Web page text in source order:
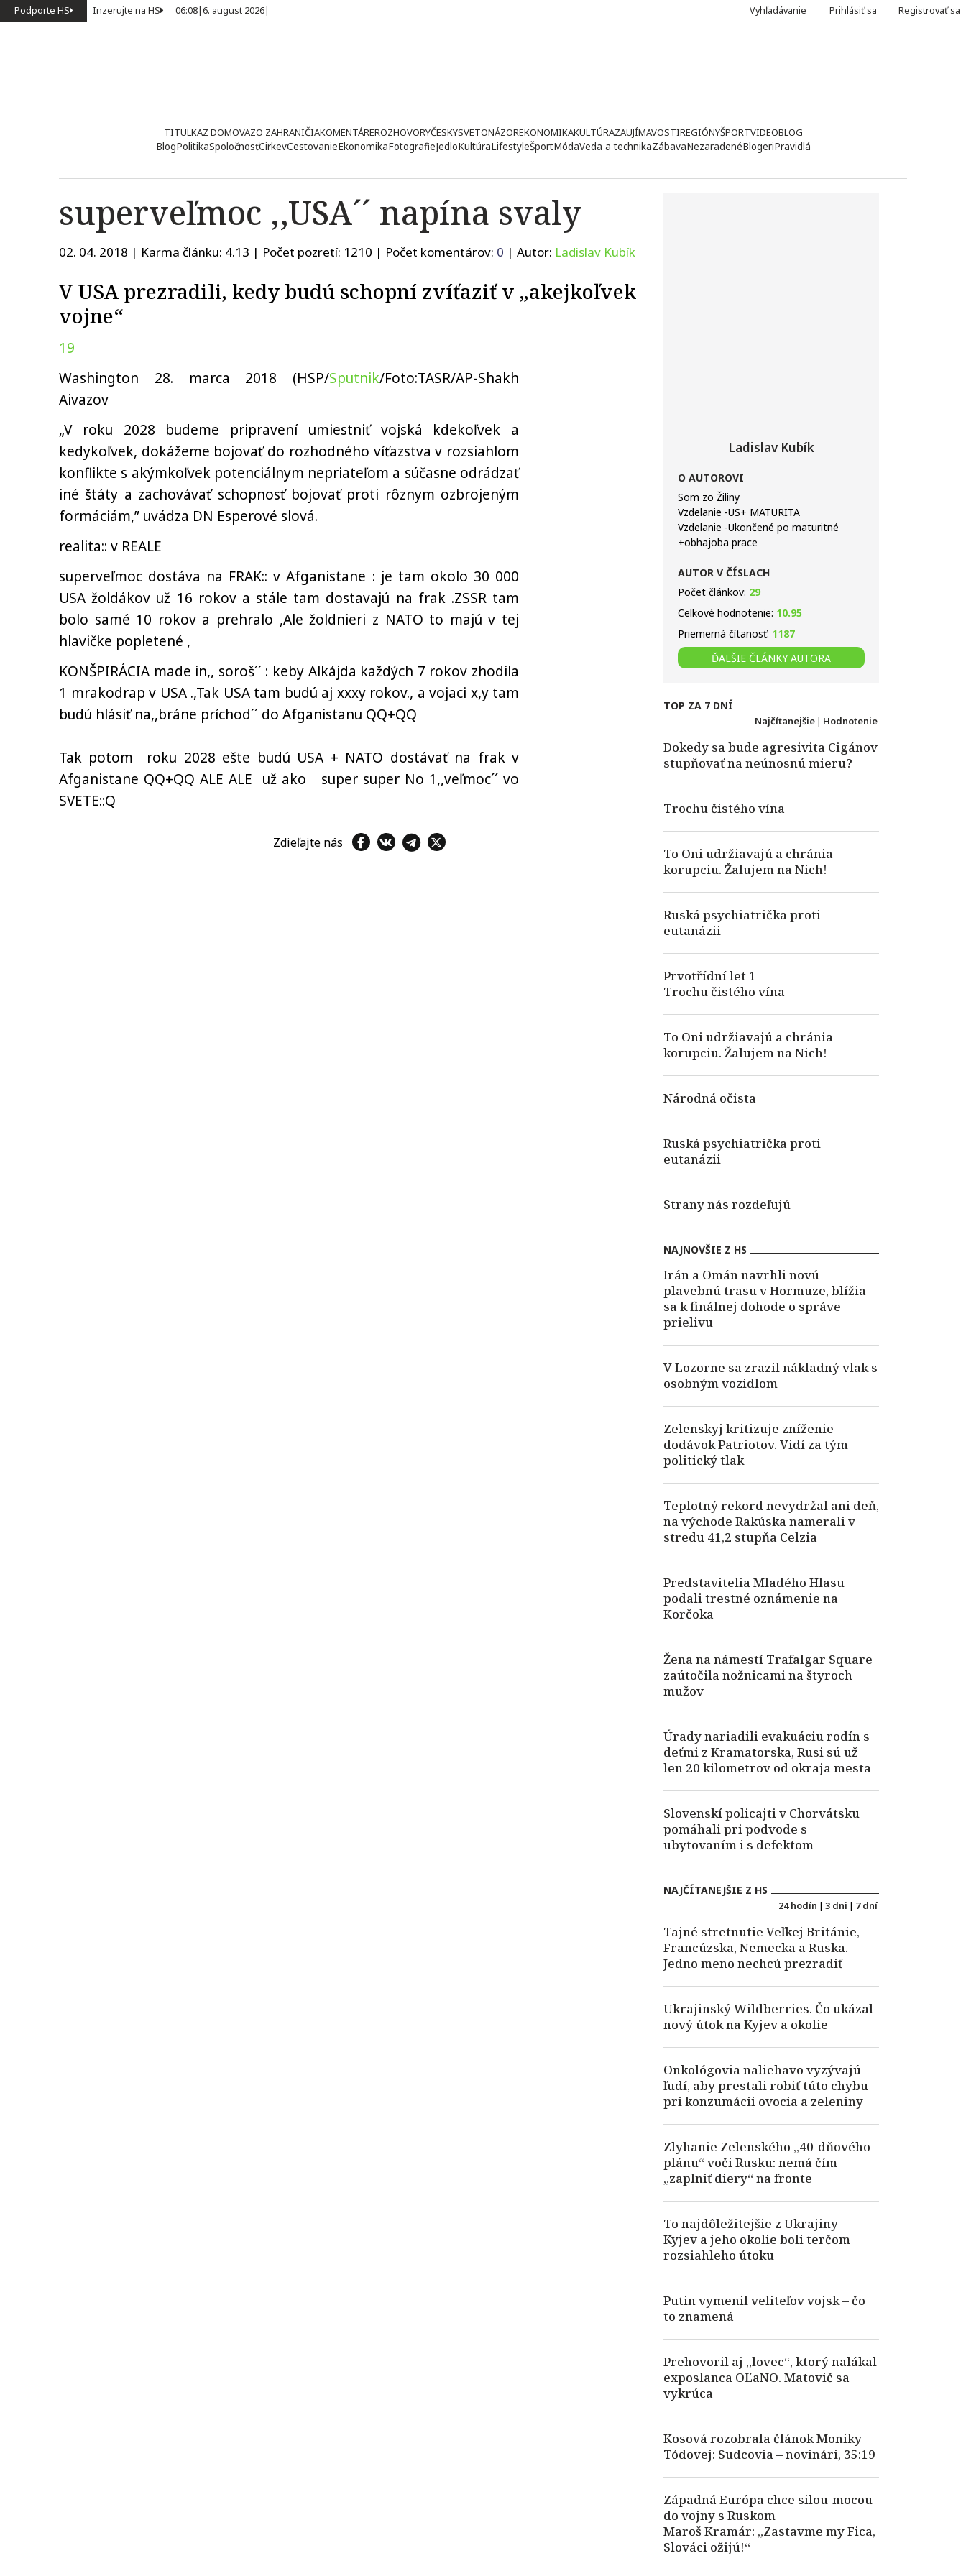
Podporte HS Inzerujte na HS 06:08|6. august 2026| Vyhľadávanie Prihlásiť sa Registrovať sa
TITULKAZ DOMOVAZO ZAHRANIČIAKOMENTÁREROZHOVORYČESKYSVETONÁZOREKONOMIKAKULTÚRAZAUJÍMAVOSTIREGIÓNYŠPORTVIDEOBLOG
BlogPolitikaSpoločnosťCirkevCestovanieEkonomikaFotografieJedloKultúraLifestyleŠportMódaVeda a technikaZábavaNezaradenéBlogeriPravidlá
superveľmoc ,,USA´´ napína svaly
02. 04. 2018 | Karma článku: 4.13 | Počet pozretí: 1210 | Počet komentárov: 0 | Autor: Ladislav Kubík
V USA prezradili, kedy budú schopní zvíťaziť v „akejkoľvek
vojne“
19
Washington 28. marca 2018 (HSP/Sputnik/Foto:TASR/AP-Shakh
Aivazov
„V roku 2028 budeme pripravení umiestniť vojská kdekoľvek a
kedykoľvek, dokážeme bojovať do rozhodného víťazstva v rozsiahlom
konflikte s akýmkoľvek potenciálnym nepriateľom a súčasne odrádzať
iné štáty a zachovávať schopnosť bojovať proti rôznym ozbrojeným
formáciám,” uvádza DN Esperové slová.
realita:: v REALE
superveľmoc dostáva na FRAK:: v Afganistane : je tam okolo 30 000
USA žoldákov už 16 rokov a stále tam dostavajú na frak .ZSSR tam
bolo samé 10 rokov a prehralo ,Ale žoldnieri z NATO to majú v tej
hlavičke popletené ,
KONŠPIRÁCIA made in,, soroš´´ : keby Alkájda každých 7 rokov zhodila
1 mrakodrap v USA .,Tak USA tam budú aj xxxy rokov., a vojaci x,y tam
budú hlásiť na,,bráne príchod´´ do Afganistanu QQ+QQ
Tak potom roku 2028 ešte budú USA + NATO dostávať na frak v
Afganistane QQ+QQ ALE ALE už ako super super No 1,,veľmoc´´ vo
SVETE::Q
Zdieľajte nás
Ladislav Kubík
O AUTOROVI
Som zo Žiliny
Vzdelanie -US+ MATURITA
Vzdelanie -Ukončené po maturitné
+obhajoba prace
AUTOR V ČÍSLACH
Počet článkov: 29
Celkové hodnotenie: 10.95
Priemerná čítanosť: 1187
ĎALŠIE ČLÁNKY AUTORA
TOP ZA 7 DNÍ
Najčítanejšie | Hodnotenie
Dokedy sa bude agresivita Cigánov
stupňovať na neúnosnú mieru?
Trochu čistého vína
To Oni udržiavajú a chránia
korupciu. Žalujem na Nich!
Ruská psychiatrička proti
eutanázii
Prvotřídní let 1
Trochu čistého vína
To Oni udržiavajú a chránia
korupciu. Žalujem na Nich!
Národná očista
Ruská psychiatrička proti
eutanázii
Strany nás rozdeľujú
NAJNOVŠIE Z HS
Irán a Omán navrhli novú
plavebnú trasu v Hormuze, blížia
sa k finálnej dohode o správe
prielivu
V Lozorne sa zrazil nákladný vlak s
osobným vozidlom
Zelenskyj kritizuje zníženie
dodávok Patriotov. Vidí za tým
politický tlak
Teplotný rekord nevydržal ani deň,
na východe Rakúska namerali v
stredu 41,2 stupňa Celzia
Predstavitelia Mladého Hlasu
podali trestné oznámenie na
Korčoka
Žena na námestí Trafalgar Square
zaútočila nožnicami na štyroch
mužov
Úrady nariadili evakuáciu rodín s
deťmi z Kramatorska, Rusi sú už
len 20 kilometrov od okraja mesta
Slovenskí policajti v Chorvátsku
pomáhali pri podvode s
ubytovaním i s defektom
NAJČÍTANEJŠIE Z HS
24 hodín | 3 dni | 7 dní
Tajné stretnutie Veľkej Británie,
Francúzska, Nemecka a Ruska.
Jedno meno nechcú prezradiť
Ukrajinský Wildberries. Čo ukázal
nový útok na Kyjev a okolie
Onkológovia naliehavo vyzývajú
ľudí, aby prestali robiť túto chybu
pri konzumácii ovocia a zeleniny
Zlyhanie Zelenského „40-dňového
plánu“ voči Rusku: nemá čím
„zaplniť diery“ na fronte
To najdôležitejšie z Ukrajiny –
Kyjev a jeho okolie boli terčom
rozsiahleho útoku
Putin vymenil veliteľov vojsk – čo
to znamená
Prehovoril aj „lovec“, ktorý nalákal
exposlanca OĽaNO. Matovič sa
vykrúca
Kosová rozobrala článok Moniky
Tódovej: Sudcovia – novinári, 35:19
Západná Európa chce silou-mocou
do vojny s Ruskom
Maroš Kramár: „Zastavme my Fica,
Slováci ožijú!“